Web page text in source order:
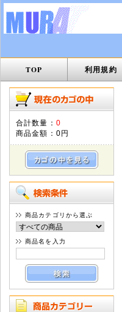
TOP 利用規約
合計数量： 0
商品金額： 0円
商品カテゴリから選ぶ
商品名を入力